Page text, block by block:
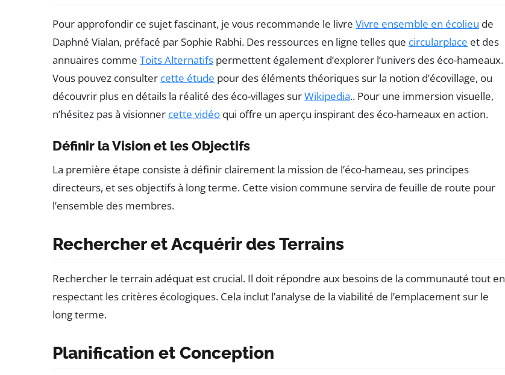
Pour approfondir ce sujet fascinant, je vous recommande le livre Vivre ensemble en écolieu de
Daphné Vialan, préfacé par Sophie Rabhi. Des ressources en ligne telles que circularplace et des
annuaires comme Toits Alternatifs permettent également d’explorer l’univers des éco-hameaux.
Vous pouvez consulter cette étude pour des éléments théoriques sur la notion d’écovillage, ou
découvrir plus en détails la réalité des éco-villages surWikipedia.. Pour une immersion visuelle,
n’hésitez pas à visionner cette vidéo qui offre un aperçu inspirant des éco-hameaux en action.
Définir la Vision et les Objectifs
La première étape consiste à définir clairement la mission de l’éco-hameau, ses principes
directeurs, et ses objectifs à long terme. Cette vision commune servira de feuille de route pour
l’ensemble des membres.
Rechercher et Acquérir des Terrains
Rechercher le terrain adéquat est crucial. Il doit répondre aux besoins de la communauté tout en
respectant les critères écologiques. Cela inclut l’analyse de la viabilité de l’emplacement sur le
long terme.
Planification et Conception